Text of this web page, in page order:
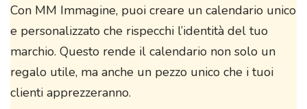
Con MM Immagine, puoi creare un calendario unico
e personalizzato che rispecchi l’identità del tuo
marchio. Questo rende il calendario non solo un
regalo utile, ma anche un pezzo unico che i tuoi
clienti apprezzeranno.